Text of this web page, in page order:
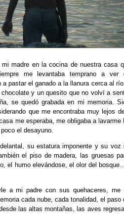
madre en la cocina de nuestra casa
me levantaba temprano a ver
pastar el ganado a la llanura cerca al
y un quesito que no volví a
se quedó grabada en mi memoria.
que me encontraba muy lejos
me esperaba, me obligaba a lavarme
el desayuno.
su estatura imponente y su voz
el piso de madera, las gruesas
el humo elevándose, el olor del
a mi padre con sus quehaceres, me
cada nube, cada tonalidad, el paso
las altas montañas, las aves